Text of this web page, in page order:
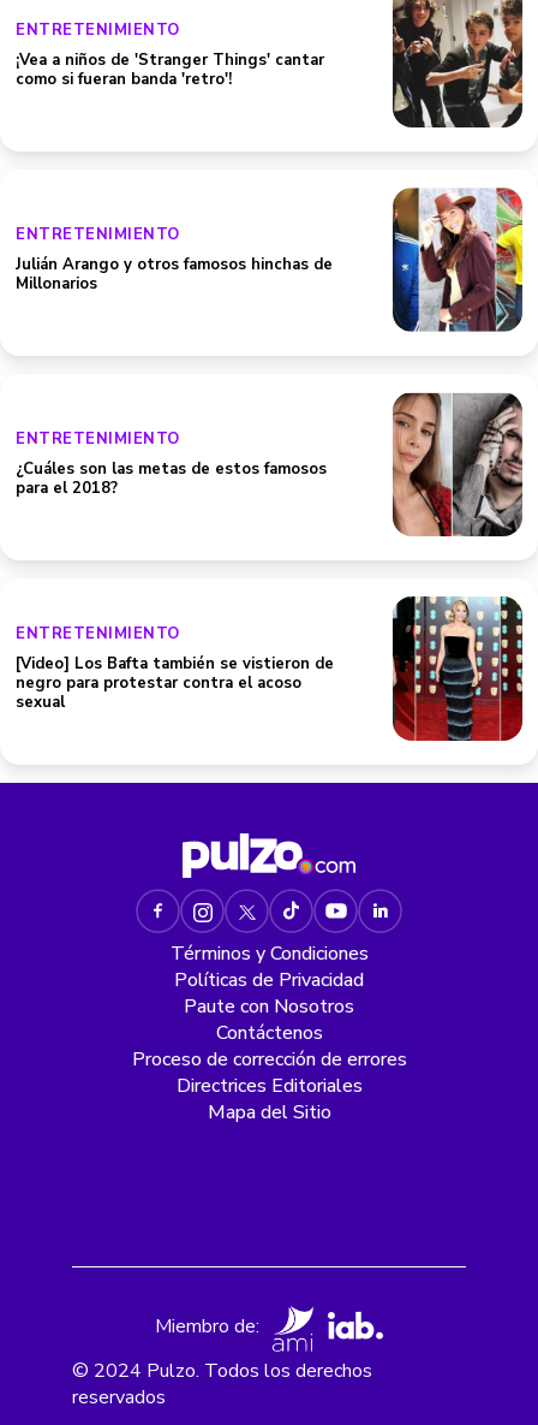
ENTRETENIMIENTO
¡Vea a niños de 'Stranger Things' cantar
como si fueran banda 'retro'!
ENTRETENIMIENTO
Julián Arango y otros famosos hinchas de
Millonarios
ENTRETENIMIENTO
¿Cuáles son las metas de estos famosos
para el 2018?
ENTRETENIMIENTO
[Video] Los Bafta también se vistieron de
negro para protestar contra el acoso
sexual
Términos y Condiciones
Políticas de Privacidad
Paute con Nosotros
Contáctenos
Proceso de corrección de errores
Directrices Editoriales
Mapa del Sitio
Miembro de:
© 2024 Pulzo. Todos los derechos
reservados